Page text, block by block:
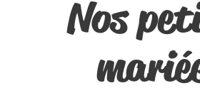
Nos